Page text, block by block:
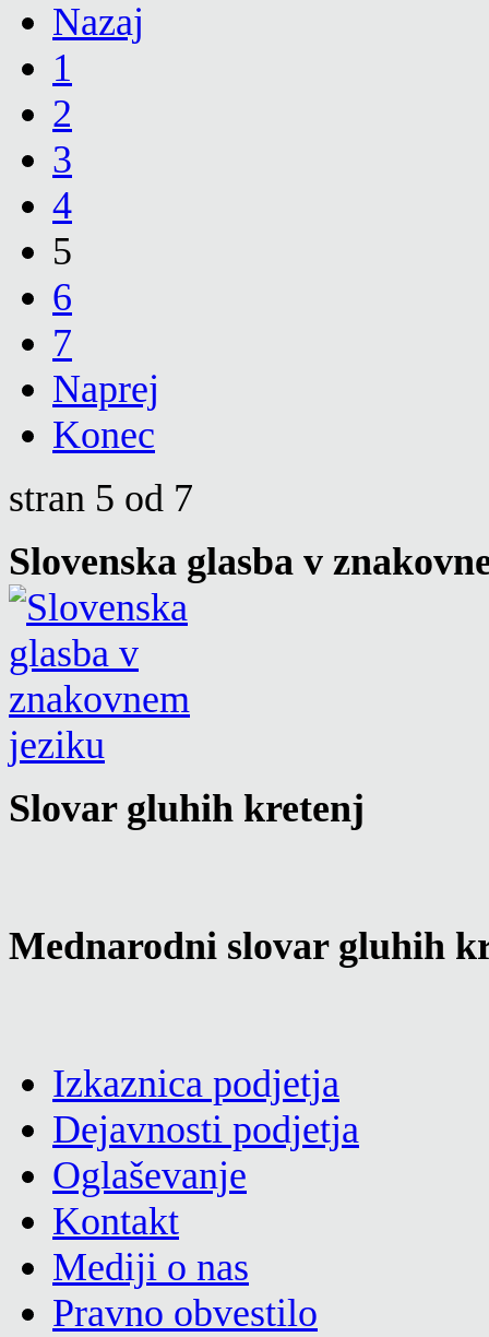
Nazaj
1
2
3
4
5
6
7
Naprej
Konec
stran 5 od 7
Slovenska glasba v
Slovar gluhih kretenj
Mednarodni slovar gluhih
Izkaznica podjetja
Dejavnosti podjetja
Oglaševanje
Kontakt
Mediji o nas
Pravno obvestilo